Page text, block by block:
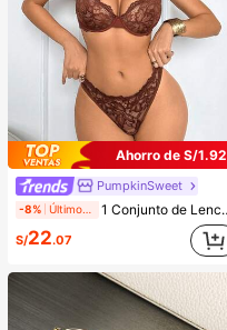
Ahorro de S/1.92
PumpkinSweet
-8% Últimos 2 días 1 Conjunto de Lencería de Encaje para Mujer
S/22.07